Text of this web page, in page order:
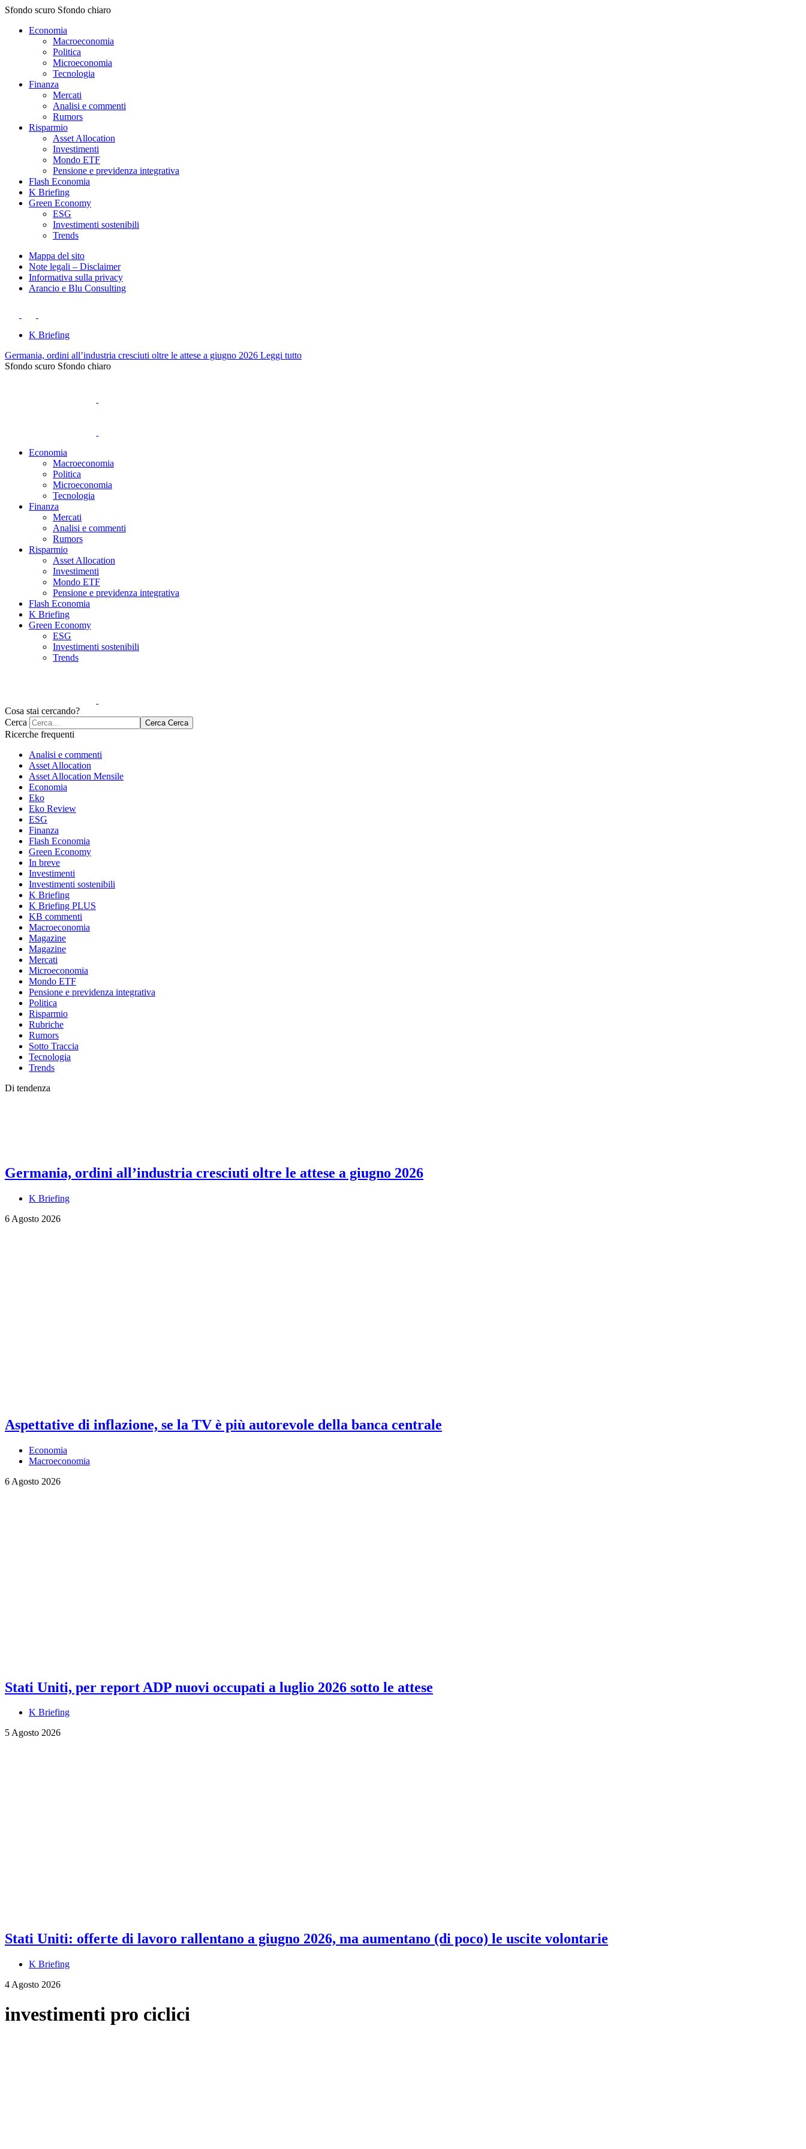
Sfondo scuro Sfondo chiaro
Economia
Macroeconomia
Politica
Microeconomia
Tecnologia
Finanza
Mercati
Analisi e commenti
Rumors
Risparmio
Asset Allocation
Investimenti
Mondo ETF
Pensione e previdenza integrativa
Flash Economia
K Briefing
Green Economy
ESG
Investimenti sostenibili
Trends
Mappa del sito
Note legali – Disclaimer
Informativa sulla privacy
Arancio e Blu Consulting
K Briefing
Germania, ordini all’industria cresciuti oltre le attese a giugno 2026 Leggi tutto
Sfondo scuro Sfondo chiaro
Economia
Macroeconomia
Politica
Microeconomia
Tecnologia
Finanza
Mercati
Analisi e commenti
Rumors
Risparmio
Asset Allocation
Investimenti
Mondo ETF
Pensione e previdenza integrativa
Flash Economia
K Briefing
Green Economy
ESG
Investimenti sostenibili
Trends
Cosa stai cercando?
Cerca
Cerca Cerca
Ricerche frequenti
Analisi e commenti
Asset Allocation
Asset Allocation Mensile
Economia
Eko
Eko Review
ESG
Finanza
Flash Economia
Green Economy
In breve
Investimenti
Investimenti sostenibili
K Briefing
K Briefing PLUS
KB commenti
Macroeconomia
Magazine
Magazine
Mercati
Microeconomia
Mondo ETF
Pensione e previdenza integrativa
Politica
Risparmio
Rubriche
Rumors
Sotto Traccia
Tecnologia
Trends
Di tendenza
Germania, ordini all’industria cresciuti oltre le attese a giugno 2026
K Briefing
6 Agosto 2026
Aspettative di inflazione, se la TV è più autorevole della banca centrale
Economia
Macroeconomia
6 Agosto 2026
Stati Uniti, per report ADP nuovi occupati a luglio 2026 sotto le attese
K Briefing
5 Agosto 2026
Stati Uniti: offerte di lavoro rallentano a giugno 2026, ma aumentano (di poco) le uscite volontarie
K Briefing
4 Agosto 2026
investimenti pro ciclici